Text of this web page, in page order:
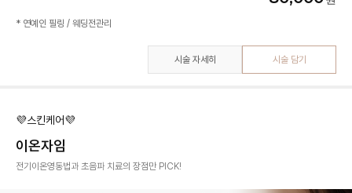
* 연예인 필링 / 웨딩전관리
시술 자세히 시술 담기
💜스킨케어💜
이온자임
전기이온영동법과 초음파 치료의 장점만 PICK!